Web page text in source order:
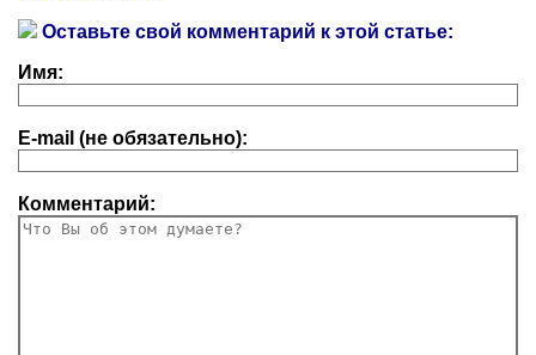
Оставьте свой комментарий к этой статье:
Имя:
E-mail (не обязательно):
Комментарий: